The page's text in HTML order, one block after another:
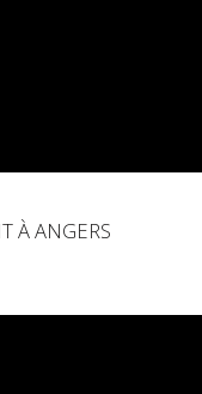
À ANGERS